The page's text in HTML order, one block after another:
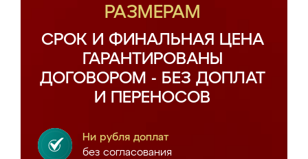
РАЗМЕРАМ
СРОК И ФИНАЛЬНАЯ ЦЕНА
ГАРАНТИРОВАНЫ
ДОГОВОРОМ - БЕЗ ДОПЛАТ
И ПЕРЕНОСОВ
Ни рубля доплат
без согласования